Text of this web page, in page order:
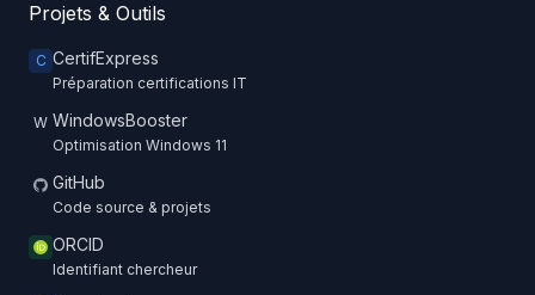
Projets & Outils
C CertifExpress
Préparation certifications IT
W WindowsBooster
Optimisation Windows 11
GitHub
Code source & projets
ORCID
Identifiant chercheur